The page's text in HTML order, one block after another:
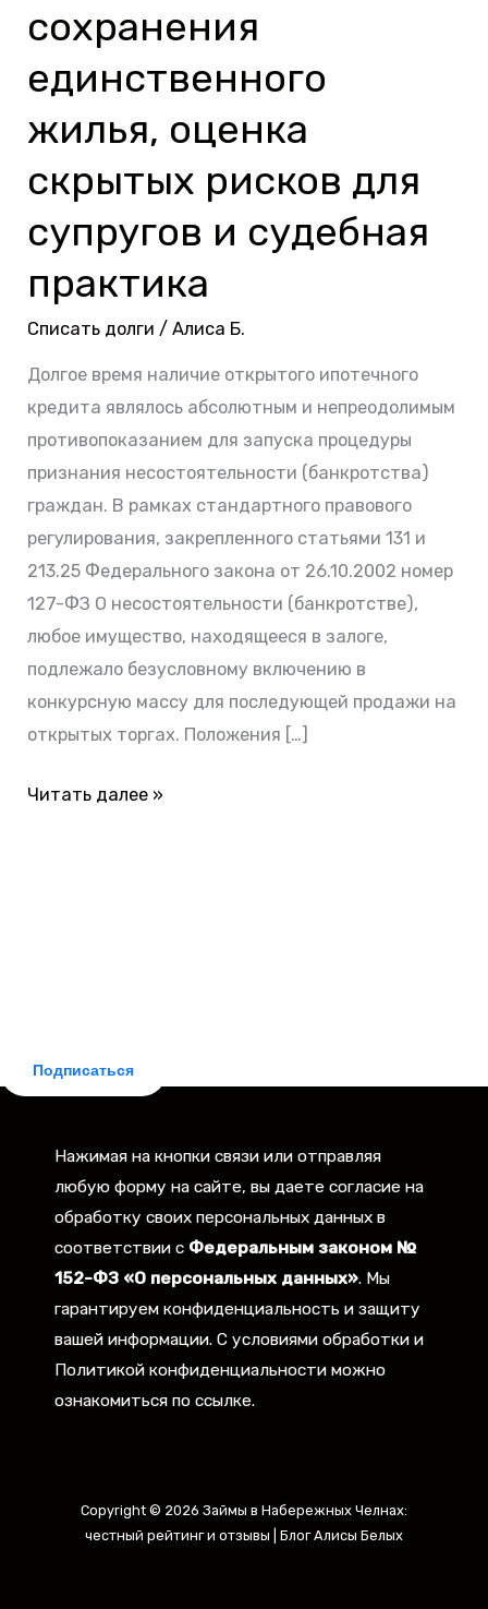
сохранения
единственного
жилья, оценка
скрытых рисков для
супругов и судебная
практика
Списать долги /Алиса Б.
Долгое время наличие открытого ипотечного
кредита являлось абсолютным и непреодолимым
противопоказанием для запуска процедуры
признания несостоятельности (банкротства)
граждан. В рамках стандартного правового
регулирования, закрепленного статьями 131 и
213.25 Федерального закона от 26.10.2002 номер
127-ФЗ О несостоятельности (банкротстве),
любое имущество, находящееся в залоге,
подлежало безусловному включению в
конкурсную массу для последующей продажи на
открытых торгах. Положения […]
механизмов
сохранения
единственного
жилья,
скрытых
для
супругов
практика
Читать далее »
Подписаться
Нажимая на кнопки связи или отправляя
любую форму на сайте, вы даете согласие на
обработку своих персональных данных в
соответствии с Федеральным законом №
152-ФЗ «О персональных данных». Мы
гарантируем конфиденциальность и защиту
вашей информации. С условиями обработки и
Политикой конфиденциальности можно
ознакомиться по ссылке.
Copyright © 2026 Займы в Набережных Челнах:
честный рейтинг и отзывы | Блог Алисы Белых